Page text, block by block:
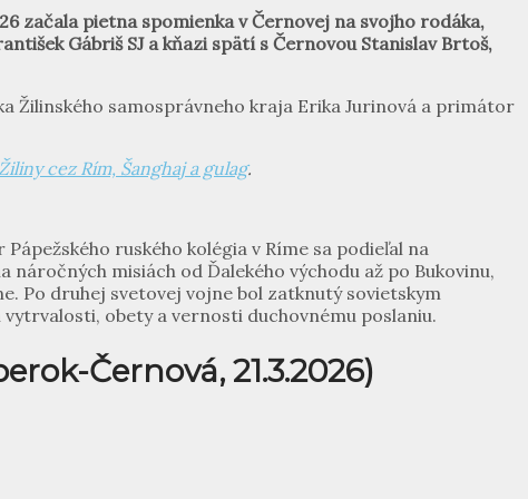
začala pietna spomienka v Černovej na svojho rodáka,
Gábriš SJ a kňazi spätí s Černovou Stanislav Brtoš,
Žilinského samosprávneho kraja Erika Jurinová a primátor
cez Rím, Šanghaj a gulag.
ruského kolégia v Ríme sa podieľal na
misiách od Ďalekého východu až po Bukovinu,
Po druhej svetovej vojne bol zatknutý sovietskym
obety a vernosti duchovnému poslaniu.
Černová, 21.3.2026)